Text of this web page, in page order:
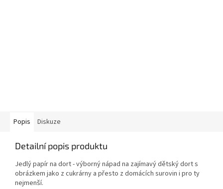
Popis Diskuze
Detailní popis produktu
Jedlý papír na dort - výborný nápad na zajímavý dětský dort s
obrázkem jako z cukrárny a přesto z domácích surovin i pro ty
nejmenší.